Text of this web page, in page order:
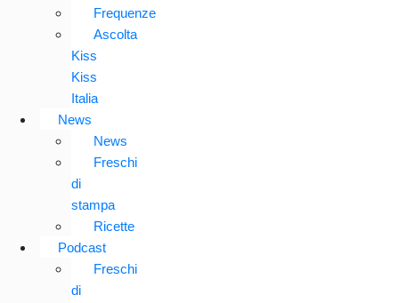
Frequenze
Ascolta
Kiss
Kiss
Italia
News
News
Freschi
di
stampa
Ricette
Podcast
Freschi
di